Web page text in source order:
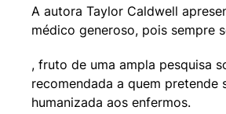
A autora Taylor Caldwell
médico generoso, pois sempre
, fruto de uma ampla pesquisa
recomendada a quem
humanizada aos enfermos.